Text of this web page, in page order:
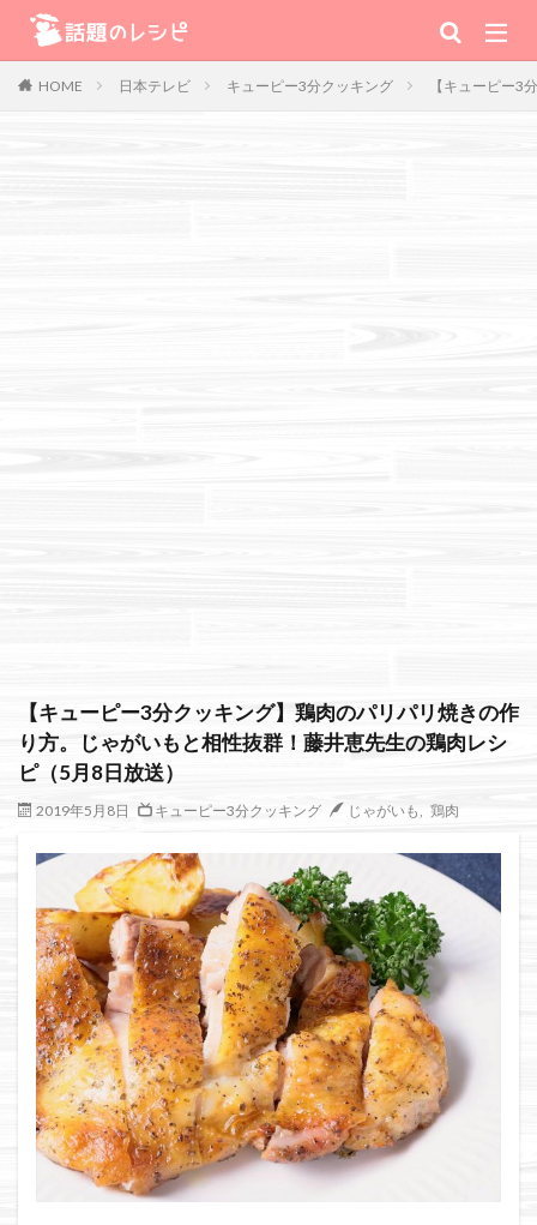
HOME 日本テレビ キューピー3分クッキング 【キューピー3
【キューピー3分クッキング】鶏肉のパリパリ焼きの作
り方。じゃがいもと相性抜群！藤井恵先生の鶏肉レシ
ピ（5月8日放送）
2019年5月8日 キューピー3分クッキング じゃがいも 鶏肉
キーワード